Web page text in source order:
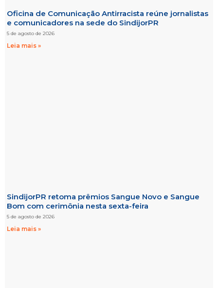
Oficina de Comunicação Antirracista reúne jornalistas
e comunicadores na sede do SindijorPR
5 de agosto de 2026
Leia mais »
SindijorPR retoma prêmios Sangue Novo e Sangue
Bom com cerimônia nesta sexta-feira
5 de agosto de 2026
Leia mais »